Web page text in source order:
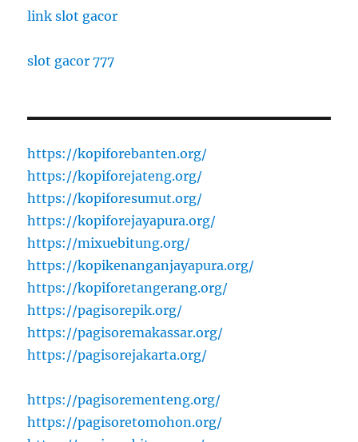
link slot gacor
slot gacor 777
https://kopiforebanten.org/
https://kopiforejateng.org/
https://kopiforesumut.org/
https://kopiforejayapura.org/
https://mixuebitung.org/
https://kopikenanganjayapura.org/
https://kopiforetangerang.org/
https://pagisorepik.org/
https://pagisoremakassar.org/
https://pagisorejakarta.org/
https://pagisorementeng.org/
https://pagisoretomohon.org/